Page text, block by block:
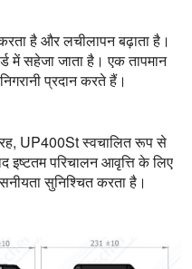
है और लचीलापन बढ़ाता है।
में सहेजा जाता है। एक तापमान
प्रदान करते हैं।
UP400St स्वचालित रूप से
इष्टतम परिचालन आवृत्ति के लिए
सुनिश्चित करता है।